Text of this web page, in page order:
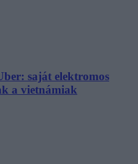
saját elektromos
a vietnámiak